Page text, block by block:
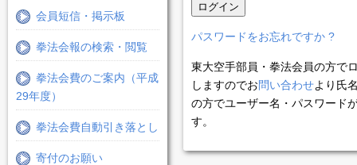
会員短信・掲示板
拳法会報の検索・閲覧
拳法会費のご案内（平成
29年度）
拳法会費自動引き落とし
寄付のお願い
ログイン
パスワードをお忘れですか ?
東大空手部員・拳法会員の方で
しますのでお問い合わせより氏
の方でユーザー名・パスワード
す。